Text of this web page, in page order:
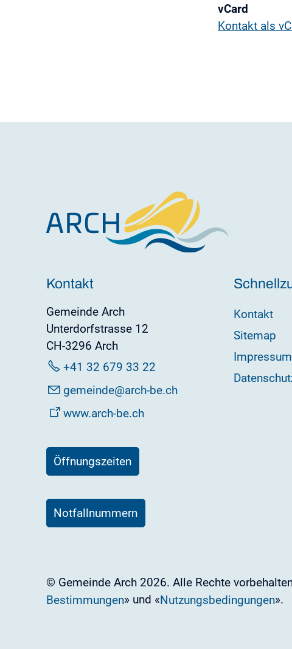
vCard
Kontakt als
Kontakt
Gemeinde Arch
Unterdorfstrasse 12
CH-3296 Arch
+41 32 679 33 22
g m nd rch-b
ch
www.arch-be.ch
Öffnungszeiten
Notfallnummern
Kontakt
Sitemap
Impressum
© Gemeinde Arch 2026. Alle Rechte
Bestimmungen» und «Nutzungsbedingungen».